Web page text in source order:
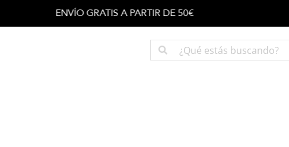
ENVÍO GRATIS A PARTIR DE 50€